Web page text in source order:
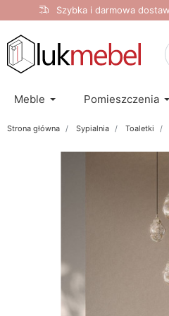
Szybka i darmowa
Meble Pomieszczenia
Strona główna Sypialnia Toaletki